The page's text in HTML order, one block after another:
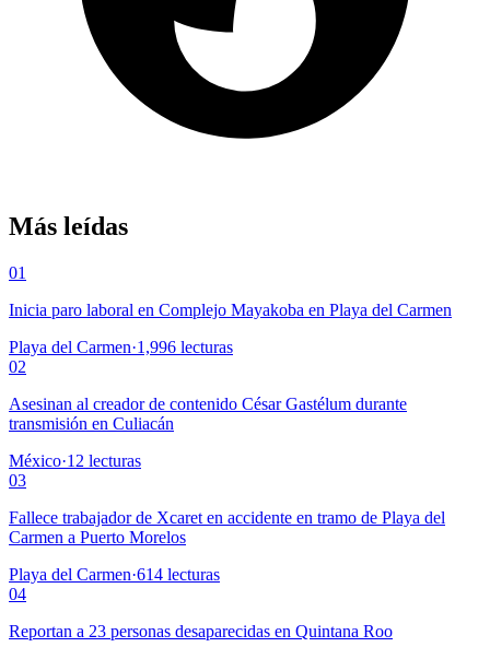
Más leídas
01
Inicia paro laboral en Complejo Mayakoba en Playa del Carmen
Playa del Carmen·1,996 lecturas
02
Asesinan al creador de contenido César Gastélum durante
transmisión en Culiacán
México·12 lecturas
03
Fallece trabajador de Xcaret en accidente en tramo de Playa del
Carmen a Puerto Morelos
Playa del Carmen·614 lecturas
04
Reportan a 23 personas desaparecidas en Quintana Roo